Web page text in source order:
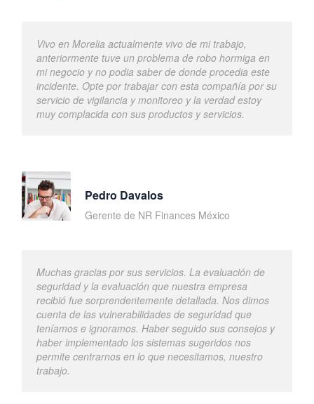
Vivo en Morelia actualmente vivo de mi trabajo,
anteriormente tuve un problema de robo hormiga en
mi negocio y no podia saber de donde procedia este
incidente. Opte por trabajar con esta compañía por su
servicio de vigilancia y monitoreo y la verdad estoy
muy complacida con sus productos y servicios.
Pedro Davalos
Gerente de NR Finances México
Muchas gracias por sus servicios. La evaluación de
seguridad y la evaluación que nuestra empresa
recibió fue sorprendentemente detallada. Nos dimos
cuenta de las vulnerabilidades de seguridad que
teníamos e ignoramos. Haber seguido sus consejos y
haber implementado los sistemas sugeridos nos
permite centrarnos en lo que necesitamos, nuestro
trabajo.